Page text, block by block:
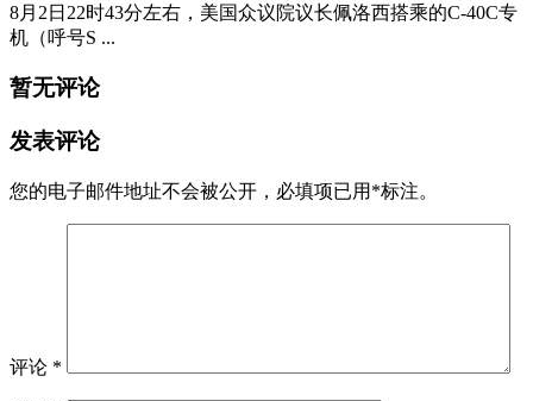
8月2日22时43分左右，美国众议院议长佩洛西搭乘的C-40C专
机（呼号S ...
暂无评论
发表评论
您的电子邮件地址不会被公开， 必填项已用 *标注。
评论 *